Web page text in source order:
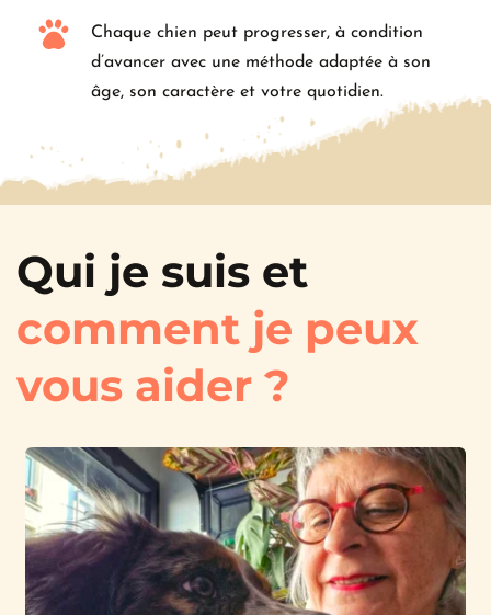
Chaque chien peut progresser, à condition
d’avancer avec une méthode adaptée à son
âge, son caractère et votre quotidien.
comment je peux
vous aider ?